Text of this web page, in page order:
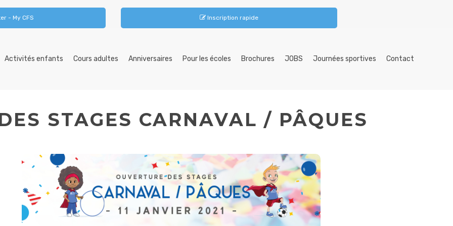
- My CFS Inscription rapide
Activités enfants Cours adultes Anniversaires Pour les écoles Brochures JOBS Journées sportives Contact
STAGES CARNAVAL / PÂQUES